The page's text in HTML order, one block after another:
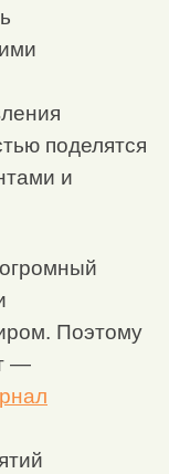
поделятся
и
Поэтому
—